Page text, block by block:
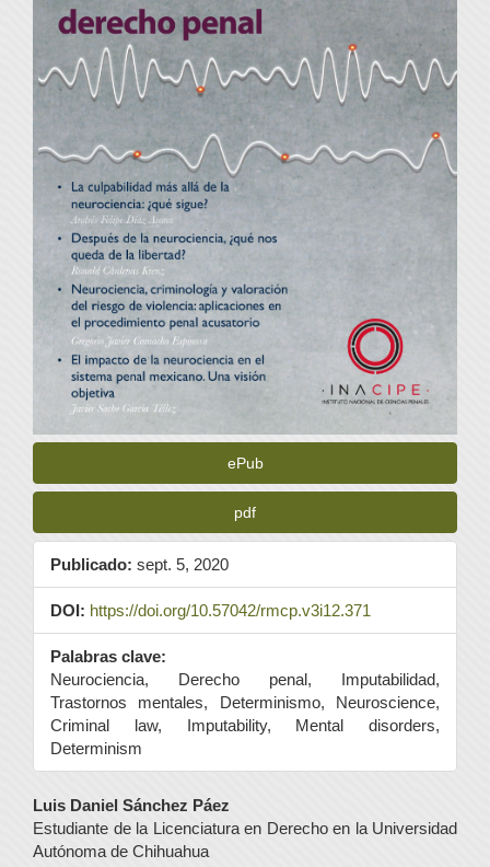
ePub
pdf
Publicado: sept. 5, 2020
DOI: https://doi.org/10.57042/rmcp.v3i12.371
Palabras clave:
Neurociencia, Derecho penal, Imputabilidad,
Trastornos mentales, Determinismo, Neuroscience,
Criminal law, Imputability, Mental disorders,
Determinism
Contenido
principal
Luis Daniel Sánchez Páez
Estudiante de la Licenciatura en Derecho en la Universidad
Autónoma de Chihuahua